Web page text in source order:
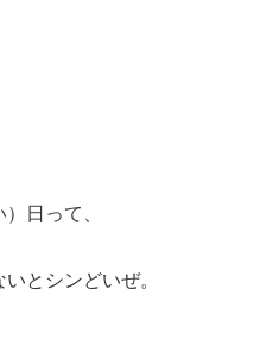
日って、
とシンどいぜ。